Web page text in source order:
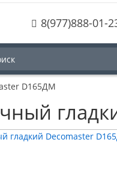
8(977)888-01-
D165ДМ